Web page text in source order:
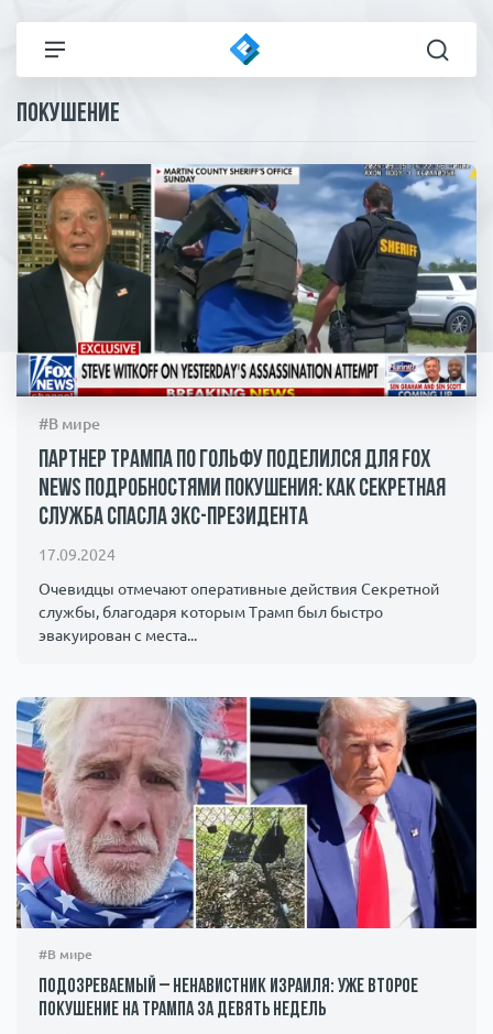
Все новости
Политика
В мире
Экономика
Общество
Коронавирус
Происшествия
Армия
Спорт
Здоровье и красота
Пресса
Статьи
ЧП И КРИМИНАЛ
Покушение
#В мире
Партнер Трампа по гольфу поделился для Fox
News подробностями покушения: как Секретная
служба спасла экс-президента
17.09.2024
Очевидцы отмечают оперативные действия Секретной
службы, благодаря которым Трамп был быстро
эвакуирован с места...
#В мире
Подозреваемый – ненавистник Израиля: уже второе
покушение на Трампа за девять недель